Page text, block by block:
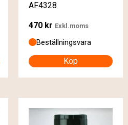
AF4328
470 kr Exkl.moms
Beställningsvara
Köp